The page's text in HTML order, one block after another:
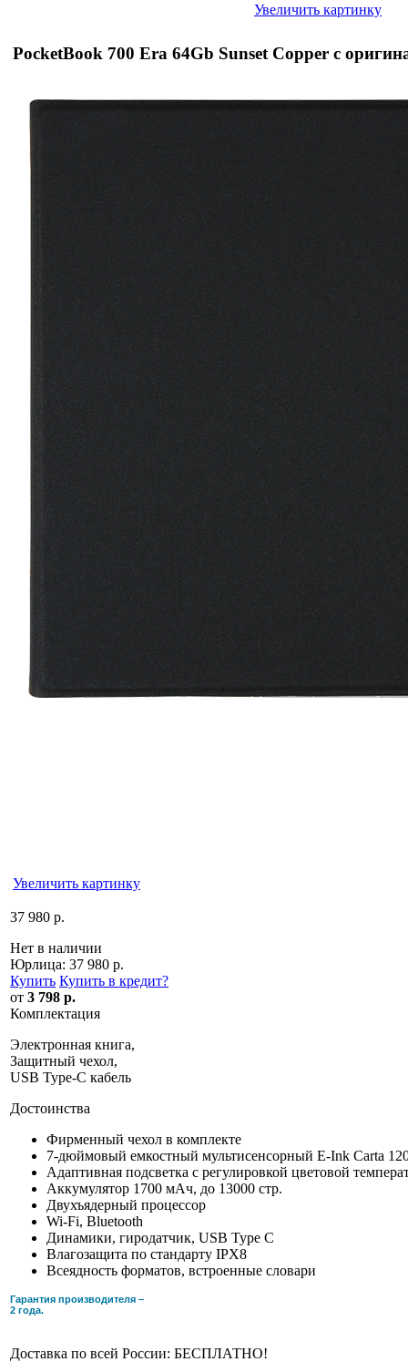
Увеличить картинку
PocketBook 700 Era 64Gb Sunset Copper с
Увеличить картинку
37 980 р.
Нет в наличии
Юрлица: 37 980 р.
Купить Купить в кредит?
от 3 798 р.
Комплектация
Электронная книга,
Защитный чехол,
USB Type-C кабель
Достоинства
Фирменный чехол в комплекте
7-дюймовый емкостный мультисенсорный E-Ink Carta
Адаптивная подсветка c регулировкой цветовой
Аккумулятор 1700 мАч, до 13000 стр.
Двухъядерный процессор
Wi-Fi, Bluetooth
Динамики, гиродатчик, USB Type C
Влагозащита по стандарту IPX8
Всеядность форматов, встроенные словари
Гарантия производителя –
2 года.
Доставка по всей России: БЕСПЛАТНО!